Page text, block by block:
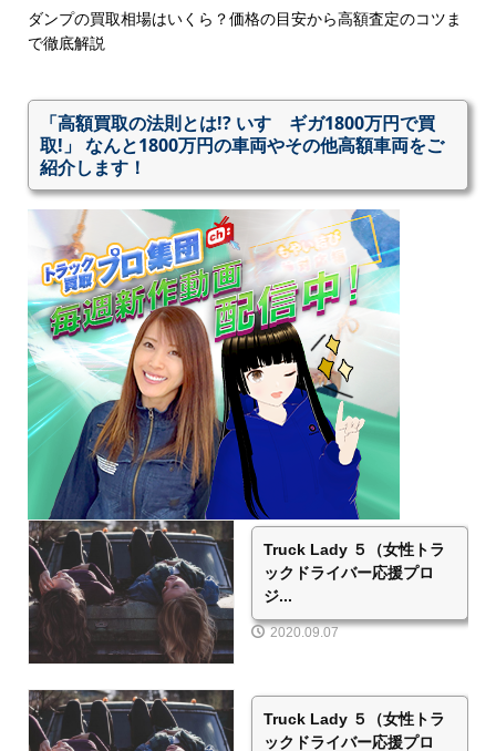
Truck Lady ５（女性トラ
ックドライバー応援プロ
ジ...
2020.09.07
Truck Lady ５（女性トラ
ックドライバー応援プロ
ダンプの買取相場はいくら？価格の目安から高額査定のコツま
で徹底解説
「高額買取の法則とは!? いすゞギガ1800万円で買
取!」 なんと1800万円の車両やその他高額車両をご
紹介します！